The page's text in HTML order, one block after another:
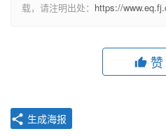
载，请注明出处： https://
赞
生成海报